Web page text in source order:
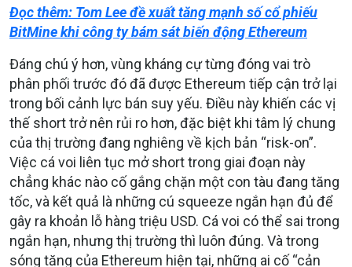
Đọc thêm: Tom Lee đề xuất tăng mạnh số cổ phiếu
BitMine khi công ty bám sát biến động Ethereum
Đáng chú ý hơn, vùng kháng cự từng đóng vai trò
phân phối trước đó đã được Ethereum tiếp cận trở lại
trong bối cảnh lực bán suy yếu. Điều này khiến các vị
thế short trở nên rủi ro hơn, đặc biệt khi tâm lý chung
của thị trường đang nghiêng về kịch bản “risk-on”.
Việc cá voi liên tục mở short trong giai đoạn này
chẳng khác nào cố gắng chặn một con tàu đang tăng
tốc, và kết quả là những cú squeeze ngắn hạn đủ để
gây ra khoản lỗ hàng triệu USD. Cá voi có thể sai trong
ngắn hạn, nhưng thị trường thì luôn đúng. Và trong
sóng tăng của Ethereum hiện tại, những ai cố “cản